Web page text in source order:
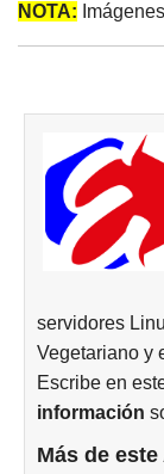
NOTA:
servidores
Vegetariano y
Escribe en
información
Más de